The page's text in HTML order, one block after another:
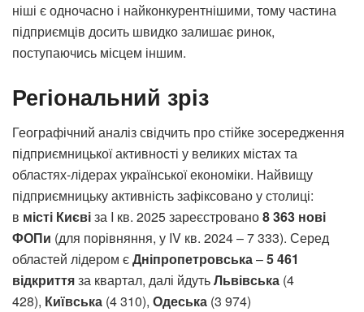
ніші є одночасно і найконкурентнішими, тому частина
підприємців досить швидко залишає ринок,
поступаючись місцем іншим.
Регіональний зріз
Географічний аналіз свідчить про стійке зосередження
підприємницької активності у великих містах та
областях-лідерах української економіки. Найвищу
підприємницьку активність зафіксовано у столиці:
в місті Києвіза I кв. 2025 зареєстровано8 363 нові
ФОПи (для порівняння, у IV кв. 2024 – 7 333). Серед
областей лідером єДніпропетровська–5 461
відкриттяза квартал, далі йдутьЛьвівська (4
428), Київська (4 310), Одеська (3 974)